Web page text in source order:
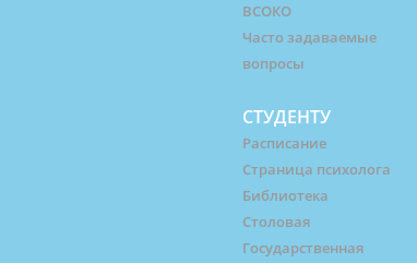
ВСОКО
Часто задаваемые
вопросы
СТУДЕНТУ
Расписание
Страница психолога
Библиотека
Столовая
Государственная